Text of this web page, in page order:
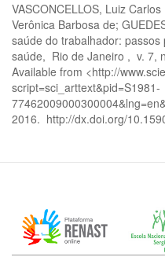
VASCONCELLOS, Luiz
Verônica Barbosa de;
saúde do trabalhador:
saúde, Rio de Janeiro , v. 7,
Available from <http://
script=sci_arttext&pid=S1981-
2016. http://dx.doi.org/